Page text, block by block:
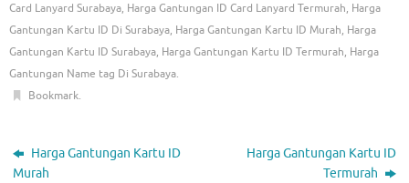
Card Lanyard Surabaya, Harga Gantungan ID Card Lanyard Termurah, Harga
Gantungan Kartu ID Di Surabaya, Harga Gantungan Kartu ID Murah, Harga
Gantungan Kartu ID Surabaya, Harga Gantungan Kartu ID Termurah, Harga
Gantungan Name tag Di Surabaya.
Bookmark.
Harga Gantungan Kartu ID
Murah
Harga Gantungan Kartu ID
Termurah